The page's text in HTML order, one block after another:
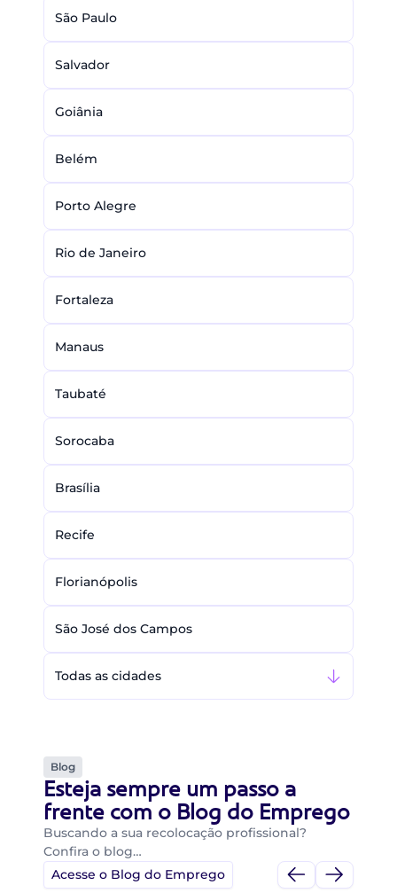
São Paulo
Salvador
Goiânia
Belém
Porto Alegre
Rio de Janeiro
Fortaleza
Manaus
Taubaté
Sorocaba
Brasília
Recife
Florianópolis
São José dos Campos
Todas as cidades
Blog
Esteja sempre um passo a
frente com o Blog do Emprego
Buscando a sua recolocação profissional?
Confira o blog…
Acesse o Blog do Emprego